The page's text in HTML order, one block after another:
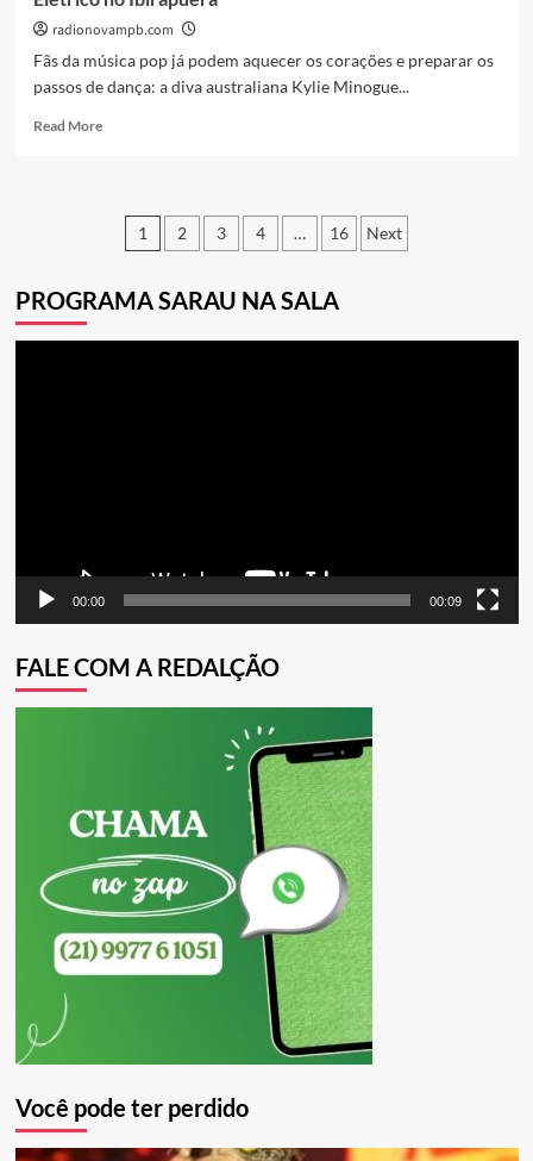
radionovampb.com
Fãs da música pop já podem aquecer os corações e preparar os
passos de dança: a diva australiana Kylie Minogue...
Read MoreRead
Regressiva:
Show
Navegação
posts
1 2 3 4 … 16 Next
PROGRAMA SARAU NA SALA
00:00 00:09
FALE COM A REDALÇÃO
Você pode ter perdido